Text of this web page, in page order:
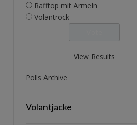
Rafftop mit Ärmeln
Volantrock
View Results
Polls Archive
Volantjacke